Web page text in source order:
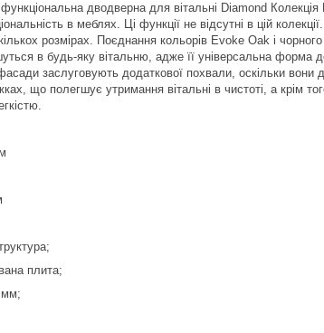
дводверна для вітальні Diamond
в меблях. Ці функції не відсутні в цій
розмірах. Поєднання кольорів Evoke Oak і
в будь-яку вітальню, адже її універсальна форма
заслуговують додаткової похвали, оскільки вони
що полегшує утримання вітальні в чистоті, а крім
плита;
мм;